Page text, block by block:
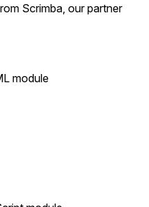
Scrimba, our partner
module